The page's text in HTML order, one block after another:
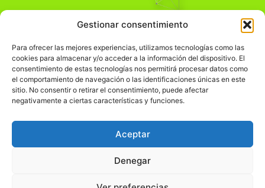
Gestionar consentimiento
Para ofrecer las mejores experiencias, utilizamos tecnologías como las
cookies para almacenar y/o acceder a la información del dispositivo. El
consentimiento de estas tecnologías nos permitirá procesar datos como
el comportamiento de navegación o las identificaciones únicas en este
sitio. No consentir o retirar el consentimiento, puede afectar
negativamente a ciertas características y funciones.
Aceptar
Denegar
Pensamiento Crítico
Comprender el mundo para transformarlo.
Información Legal
჻Política de privacidad
Política de cookies